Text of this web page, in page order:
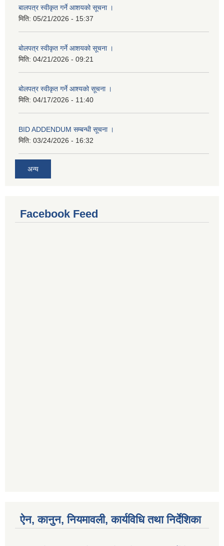
बालपत्र स्वीकृत गर्ने आशयको सूचना ।
मिति: 05/21/2026 - 15:37
बोलपत्र स्वीकृत गर्ने आशयको सूचना ।
मिति: 04/21/2026 - 09:21
बोलपत्र स्वीकृत गर्ने आश्यको सूचना ।
मिति: 04/17/2026 - 11:40
BID ADDENDUM सम्बन्धी सूचना ।
मिति: 03/24/2026 - 16:32
अन्य
Facebook Feed
ऐन, कानुन, नियमावली, कार्यविधि तथा निर्देशिका